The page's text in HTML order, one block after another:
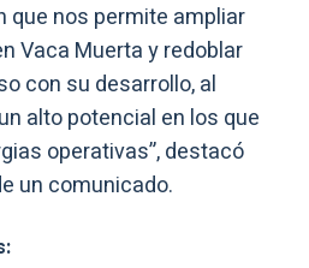
que nos permite ampliar
Vaca Muerta y redoblar
con su desarrollo, al
alto potencial en los que
operativas”, destacó
un comunicado.